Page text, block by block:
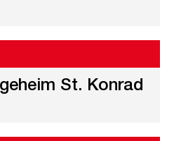
St. Konrad